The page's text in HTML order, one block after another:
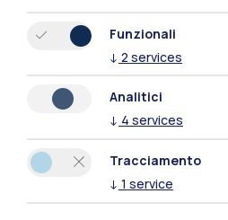
Funzionali
↓ 2 services
Analitici
↓ 4 services
Tracciamento
↓ 1 service